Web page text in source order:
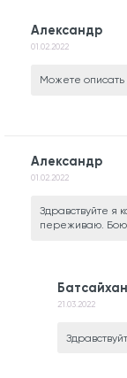
Александр
01.02.2022
Можете описать
Александр
01.02.2022
Здравствуйте я
переживаю.
Батсайхан
21.03.2022